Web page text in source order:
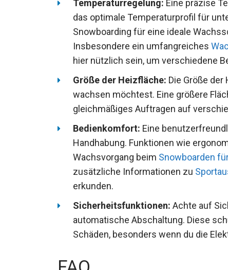
Temperaturregelung:Eine präzise
das optimale Temperaturprofil für
Snowboarding für eine ideale
Insbesondere ein umfangreiches
hier nützlich sein, um verschiedene
Größe der Heizfläche:Die Größe der
wachsen möchtest. Eine größere
gleichmäßiges Auftragen auf
Bedienkomfort:Eine
Handhabung. Funktionen wie
den Wachsvorgang beim
machen. Für zusätzliche
Produkte erkunden.
Sicherheitsfunktionen:Achte auf
automatische Abschaltung. Diese